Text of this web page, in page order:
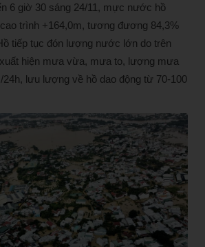
6 giờ 30 sáng 24/11, mực nước hồ
trình +164,0m, tương đương 84,3%
tiếp tục đón lượng nước lớn do trên
hiện mưa vừa, mưa to, lượng mưa
24h, lưu lượng về hồ dao động từ 70-100